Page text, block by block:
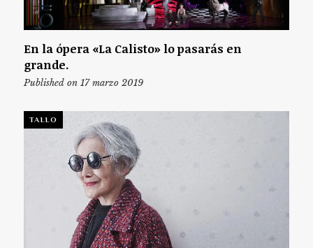
En la ópera «La Calisto» lo pasarás en
grande.
Published on 17 marzo 2019
TALLO